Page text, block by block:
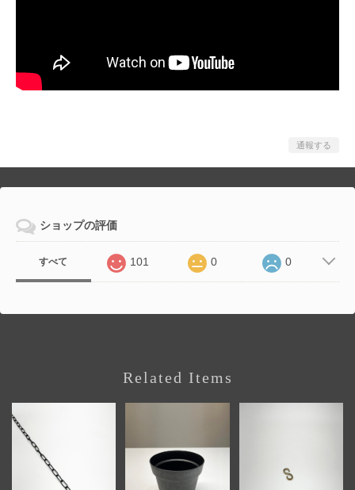
通報する
ショップの評価
すべて 101 0 0
Related Items